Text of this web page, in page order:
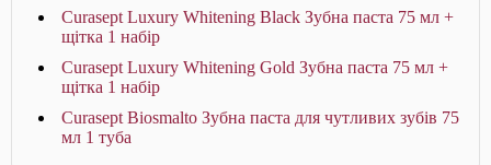
Curasept Luxury Whitening Black Зубна паста 75 мл +
щітка 1 набір
Curasept Luxury Whitening Gold Зубна паста 75 мл +
щітка 1 набір
Curasept Biosmalto Зубна паста для чутливих зубів 75
мл 1 туба